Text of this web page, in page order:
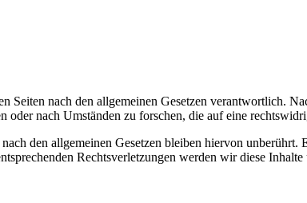
Seiten nach den allgemeinen Gesetzen verantwortlich.
nach Umständen zu forschen, die auf eine
den allgemeinen Gesetzen bleiben hiervon
Rechtsverletzungen werden wir diese Inhalte